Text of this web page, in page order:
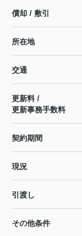
償却 / 敷引
所在地
交通
更新料 /
更新事務手数料
契約期間
現況
引渡し
その他条件